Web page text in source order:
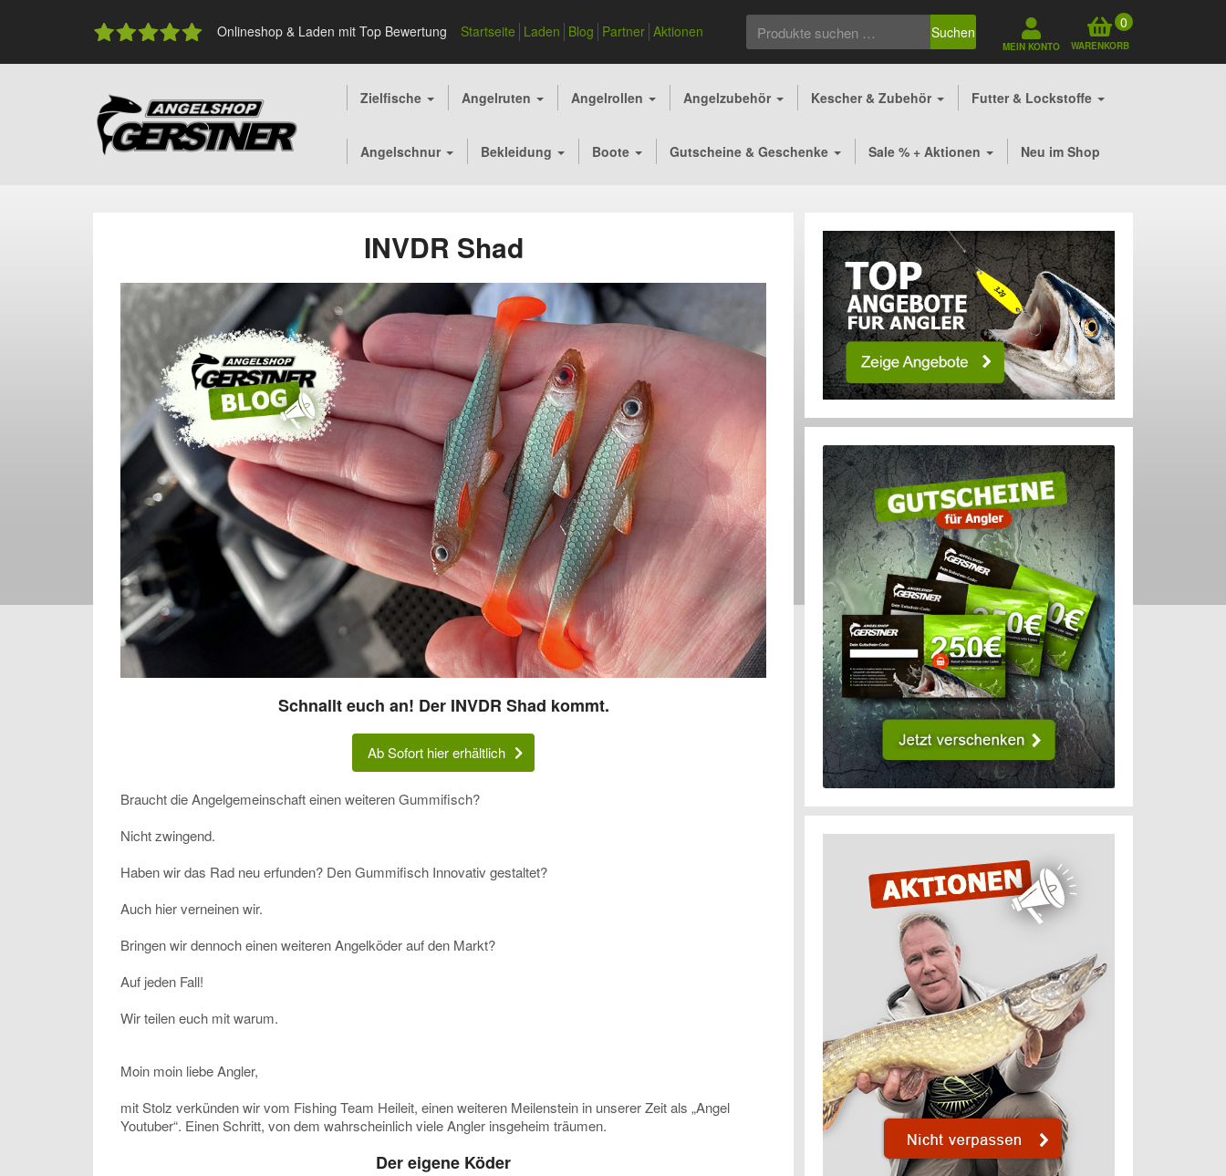
Onlineshop & Laden mit Top Bewertung Startseite Laden Blog Partner Aktionen
nach:
Suchen
MEIN KONTO
0
WARENKORB
Zielfische Angelruten Angelrollen Angelzubehör Kescher & Zubehör Futter & Lockstoffe
Angelschnur Bekleidung Boote Gutscheine & Geschenke Sale % + Aktionen Neu im Shop
INVDR Shad
Schnallt euch an! Der INVDR Shad kommt.
Ab Sofort hier erhältlich
Braucht die Angelgemeinschaft einen weiteren Gummifisch?
Nicht zwingend.
Haben wir das Rad neu erfunden? Den Gummifisch Innovativ gestaltet?
Auch hier verneinen wir.
Bringen wir dennoch einen weiteren Angelköder auf den Markt?
Auf jeden Fall!
Wir teilen euch mit warum.
Moin moin liebe Angler,
mit Stolz verkünden wir vom Fishing Team Heileit, einen weiteren Meilenstein in unserer Zeit als „Angel
Youtuber“. Einen Schritt, von dem wahrscheinlich viele Angler insgeheim träumen.
Der eigene Köder